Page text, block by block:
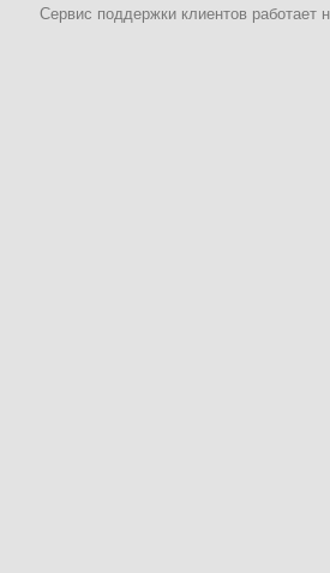
Сервис поддержки клиентов работает